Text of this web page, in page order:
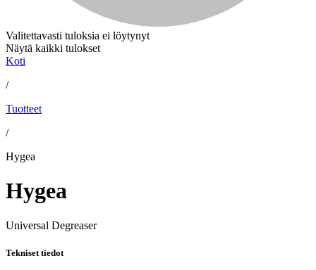
Valitettavasti tuloksia ei löytynyt
Näytä kaikki tulokset
Koti
/
Tuotteet
/
Hygea
Hygea
Universal Degreaser
Tekniset tiedot